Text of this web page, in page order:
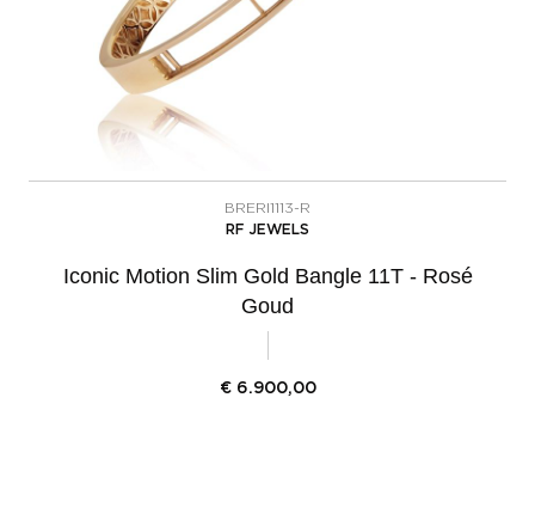
BRERI1113-R
RF JEWELS
Iconic Motion Slim Gold Bangle 11T - Rosé
Goud
€ 6.900,00